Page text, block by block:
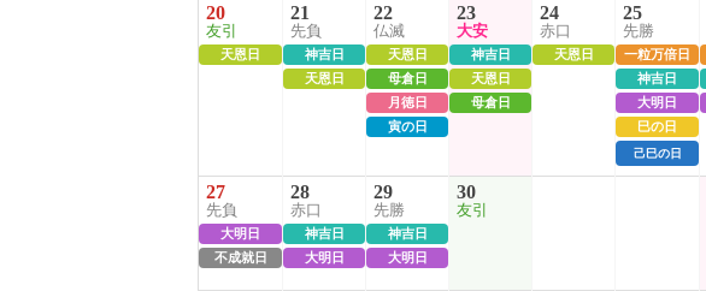
20
友引
天恩日
21
先負
神吉日
天恩日
22
仏滅
天恩日
母倉日
月徳日
寅の日
23
大安
神吉日
天恩日
母倉日
24
赤口
天恩日
25
先勝
一粒万倍日
神吉日
大明日
巳の日
己巳の日
27
先負
大明日
不成就日
28
赤口
神吉日
大明日
29
先勝
神吉日
大明日
30
友引